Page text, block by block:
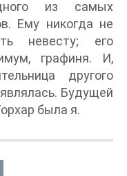
из самых
Ему никогда не
невесту; его
графиня. И,
другого
Будущей
была я.